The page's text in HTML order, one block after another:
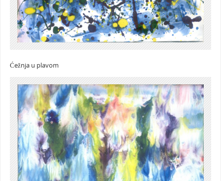
Ćežnja u plavom